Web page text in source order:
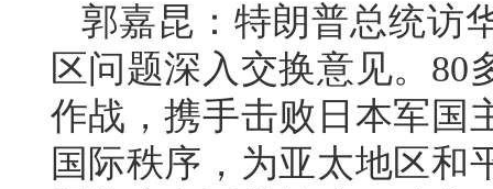
郭嘉昆：特朗普总统访
区问题深入交换意见。
作战，携手击败日本军国
国际秩序，为亚太地区和